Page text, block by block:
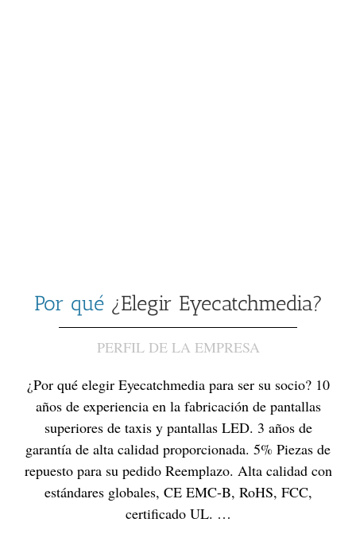
Por qué¿Elegir Eyecatchmedia?
PERFIL DE LA EMPRESA
¿Por qué elegir Eyecatchmedia para ser su socio? 10
años de experiencia en la fabricación de pantallas
superiores de taxis y pantallas LED. 3 años de
garantía de alta calidad proporcionada. 5% Piezas de
repuesto para su pedido Reemplazo. Alta calidad con
estándares globales, CE EMC-B, RoHS, FCC,
certificado UL. …